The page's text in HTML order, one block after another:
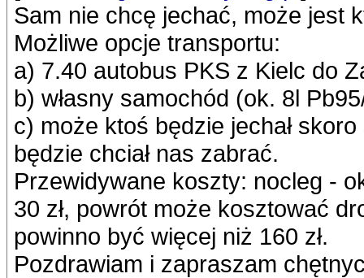
Sam nie chcę jechać, może jest
Możliwe opcje transportu:
a) 7.40 autobus PKS z Kielc do
b) własny samochód (ok. 8l
c) może ktoś będzie jechał
będzie chciał nas zabrać.
Przewidywane koszty: nocleg -
30 zł, powrót może kosztować
powinno być więcej niż 160 zł.
Pozdrawiam i zapraszam